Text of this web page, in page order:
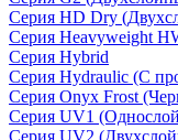
Серия HD Dry
Серия Heavyweight
Серия Hybrid
Серия Hydraulic (С
Серия Onyx Frost
Серия UV1
Серия UV2